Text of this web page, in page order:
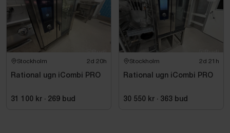
Stockholm 2d 20h
Rational ugn iCombi PRO
31 100 kr · 269 bud
Stockholm 2d 21h
Rational ugn iCombi PRO
30 550 kr · 363 bud